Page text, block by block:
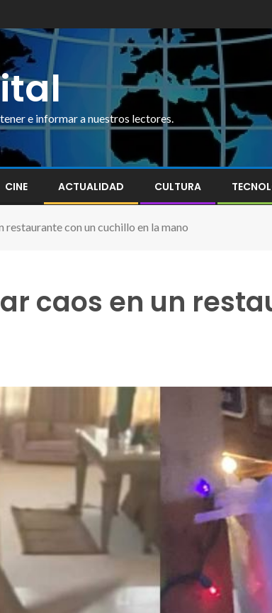
e informar a nuestros lectores.
CINE ACTUALIDAD CULTURA
restaurante con un cuchillo en la mano
caos en un